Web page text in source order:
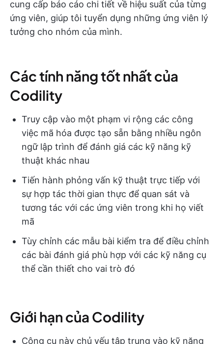
cung cấp báo cáo chi tiết về hiệu suất của từng
ứng viên, giúp tôi tuyển dụng những ứng viên lý
tưởng cho nhóm của mình.
Các tính năng tốt nhất của
Codility
Truy cập vào một phạm vi rộng các công
việc mã hóa được tạo sẵn bằng nhiều ngôn
ngữ lập trình để đánh giá các kỹ năng kỹ
thuật khác nhau
Tiến hành phỏng vấn kỹ thuật trực tiếp với
sự hợp tác thời gian thực để quan sát và
tương tác với các ứng viên trong khi họ viết
mã
Tùy chỉnh các mẫu bài kiểm tra để điều chỉnh
các bài đánh giá phù hợp với các kỹ năng cụ
thể cần thiết cho vai trò đó
Giới hạn của Codility
Công cụ này chủ yếu tập trung vào kỹ năng